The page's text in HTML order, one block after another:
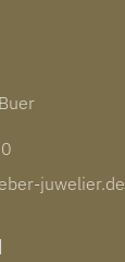
juwelier.de